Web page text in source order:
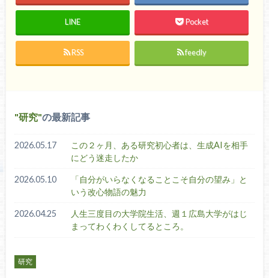
LINE Pocket
RSS feedly
研究 の最新記事
2026.05.17
この２ヶ月、ある研究初心者は、生成AIを相手
にどう迷走したか
2026.05.10
「自分がいらなくなることこそ自分の望み」と
いう改心物語の魅力
2026.04.25
人生三度目の大学院生活、週１広島大学がはじ
まってわくわくしてるところ。
研究